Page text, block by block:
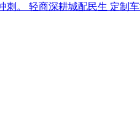
。 轻商深耕城配民生 定